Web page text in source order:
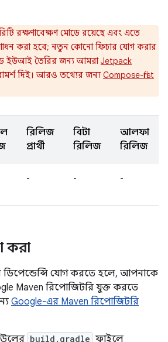
রক্ষণাবেক্ষণ মোডে রয়েছে এবং এতে
করা হবে; নতুন কোনো ফিচার যোগ করার
ইউআই তৈরির জন্য আমরাJetpack
দিই। আরও তথ্যের জন্য Compose-first
রিলিজ
প্রার্থী
বিটা
রিলিজ
আলফা
রিলিজ
- - -
করা
যোগ করতে হলে, আপনাকে
Maven রিপোজিটরি যুক্ত করতে
Google-এর Maven রিপোজিটরি
build.gradle ফাইলে